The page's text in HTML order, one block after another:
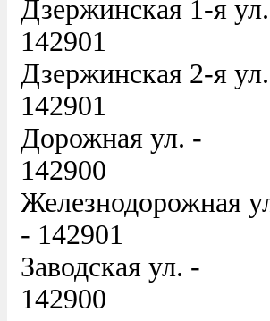
Дзержинская 1-я
142901
Дзержинская 2-я
142901
Дорожная ул. -
142900
Железнодорожная
- 142901
Заводская ул. -
142900